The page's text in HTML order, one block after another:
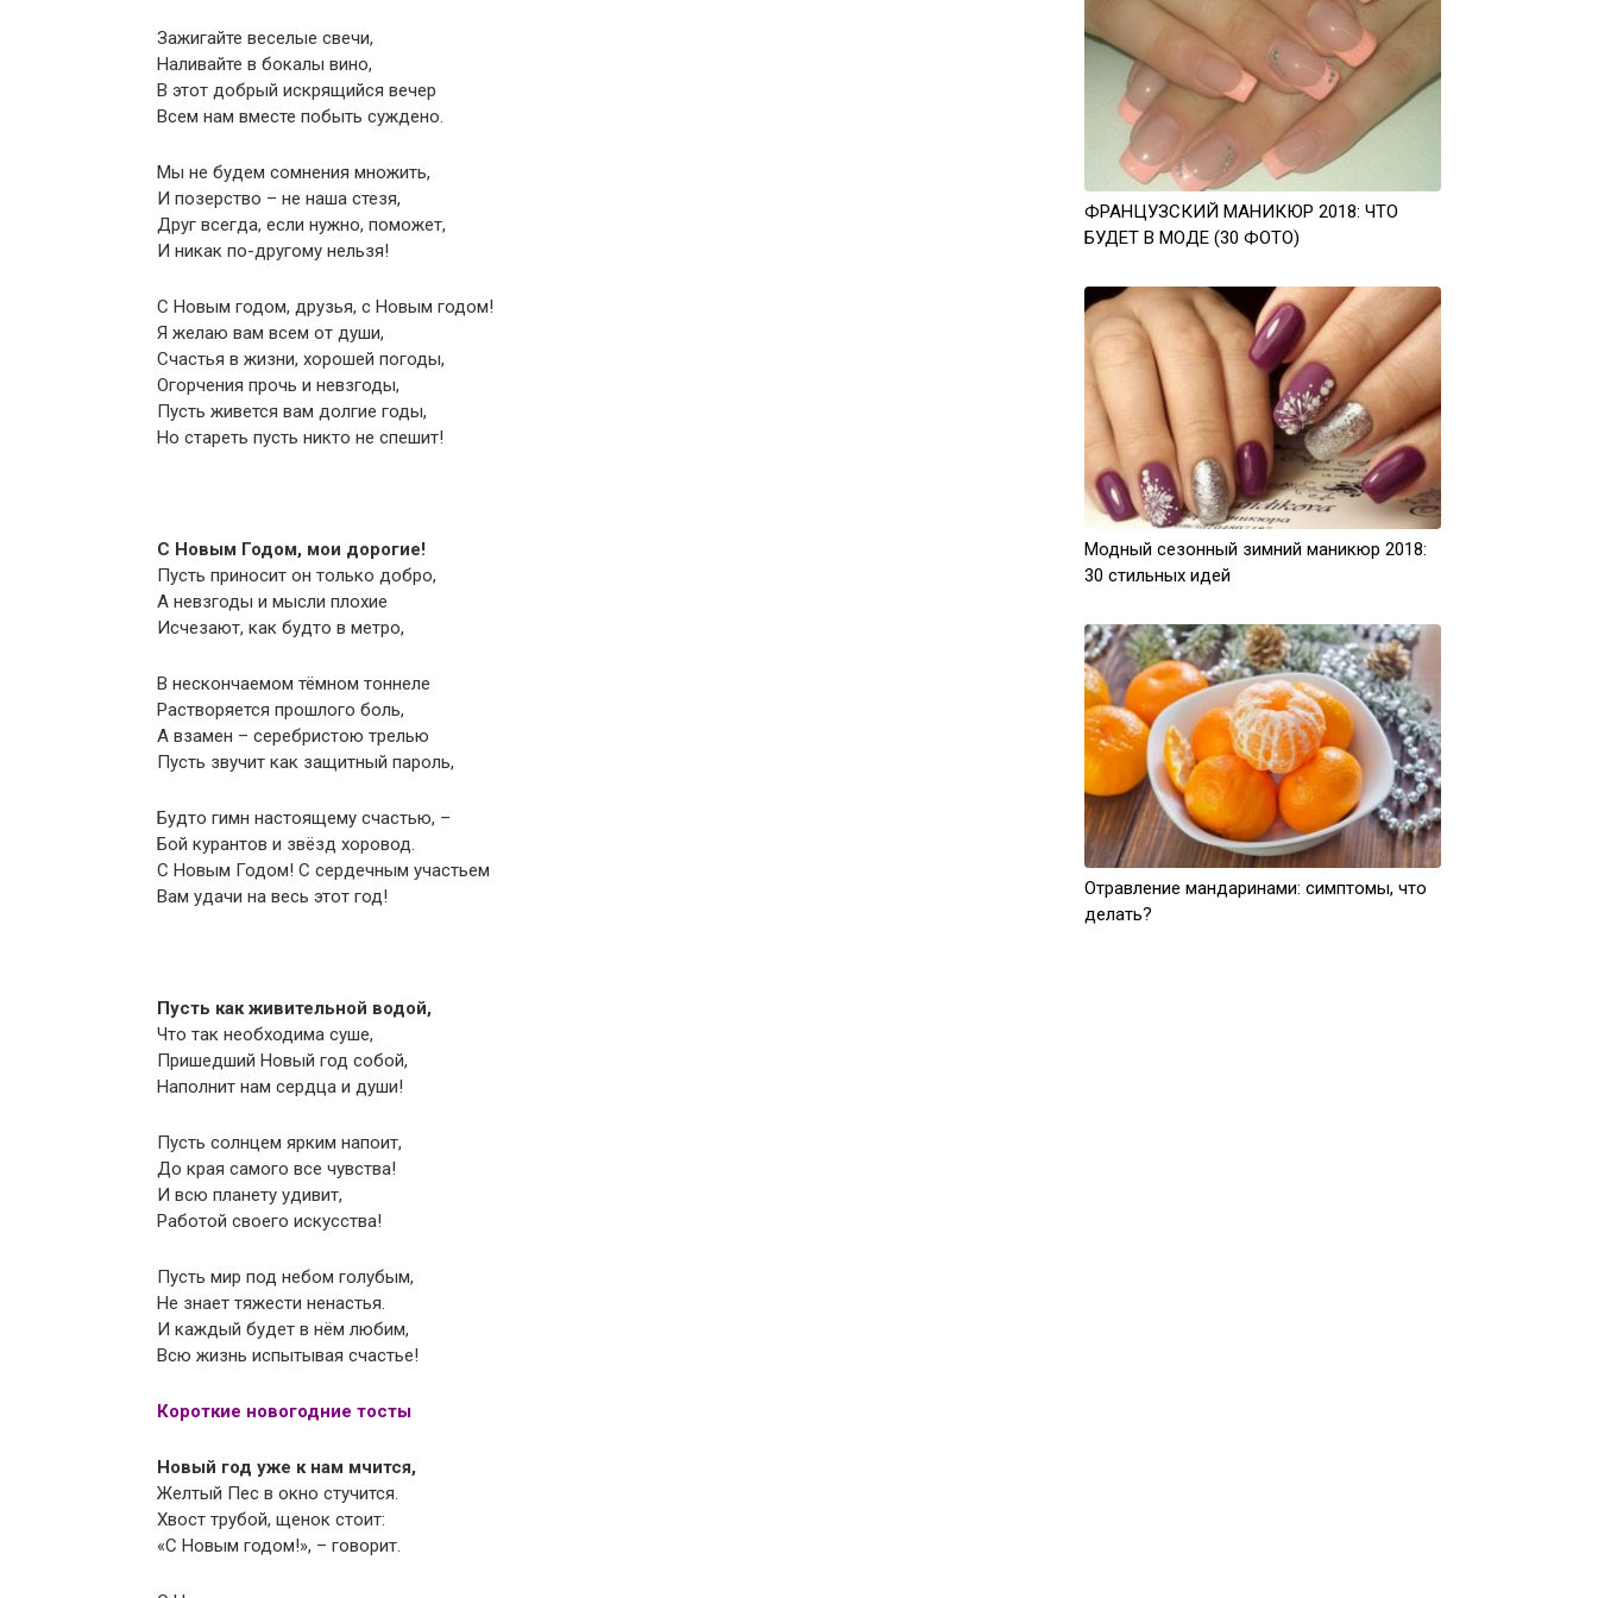
Зажигайте веселые свечи,
Наливайте в бокалы вино,
В этот добрый искрящийся вечер
Всем нам вместе побыть суждено.
Мы не будем сомнения множить,
И позерство – не наша стезя,
Друг всегда, если нужно, поможет,
И никак по-другому нельзя!
С Новым годом, друзья, с Новым годом!
Я желаю вам всем от души,
Счастья в жизни, хорошей погоды,
Огорчения прочь и невзгоды,
Пусть живется вам долгие годы,
Но стареть пусть никто не спешит!
С Новым Годом, мои дорогие!
Пусть приносит он только добро,
А невзгоды и мысли плохие
Исчезают, как будто в метро,
В нескончаемом тёмном тоннеле
Растворяется прошлого боль,
А взамен – серебристою трелью
Пусть звучит как защитный пароль,
Будто гимн настоящему счастью, –
Бой курантов и звёзд хоровод.
С Новым Годом! С сердечным участьем
Вам удачи на весь этот год!
Пусть как живительной водой,
Что так необходима суше,
Пришедший Новый год собой,
Наполнит нам сердца и души!
Пусть солнцем ярким напоит,
До края самого все чувства!
И всю планету удивит,
Работой своего искусства!
Пусть мир под небом голубым,
Не знает тяжести ненастья.
И каждый будет в нём любим,
Всю жизнь испытывая счастье!
Короткие новогодние тосты
Новый год уже к нам мчится,
Желтый Пес в окно стучится.
Хвост трубой, щенок стоит:
«С Новым годом!», – говорит.
ФРАНЦУЗСКИЙ МАНИКЮР 2018: ЧТО
БУДЕТ В МОДЕ (30 ФОТО)
Модный сезонный зимний маникюр 2018:
30 стильных идей
Отравление мандаринами: симптомы, что
делать?